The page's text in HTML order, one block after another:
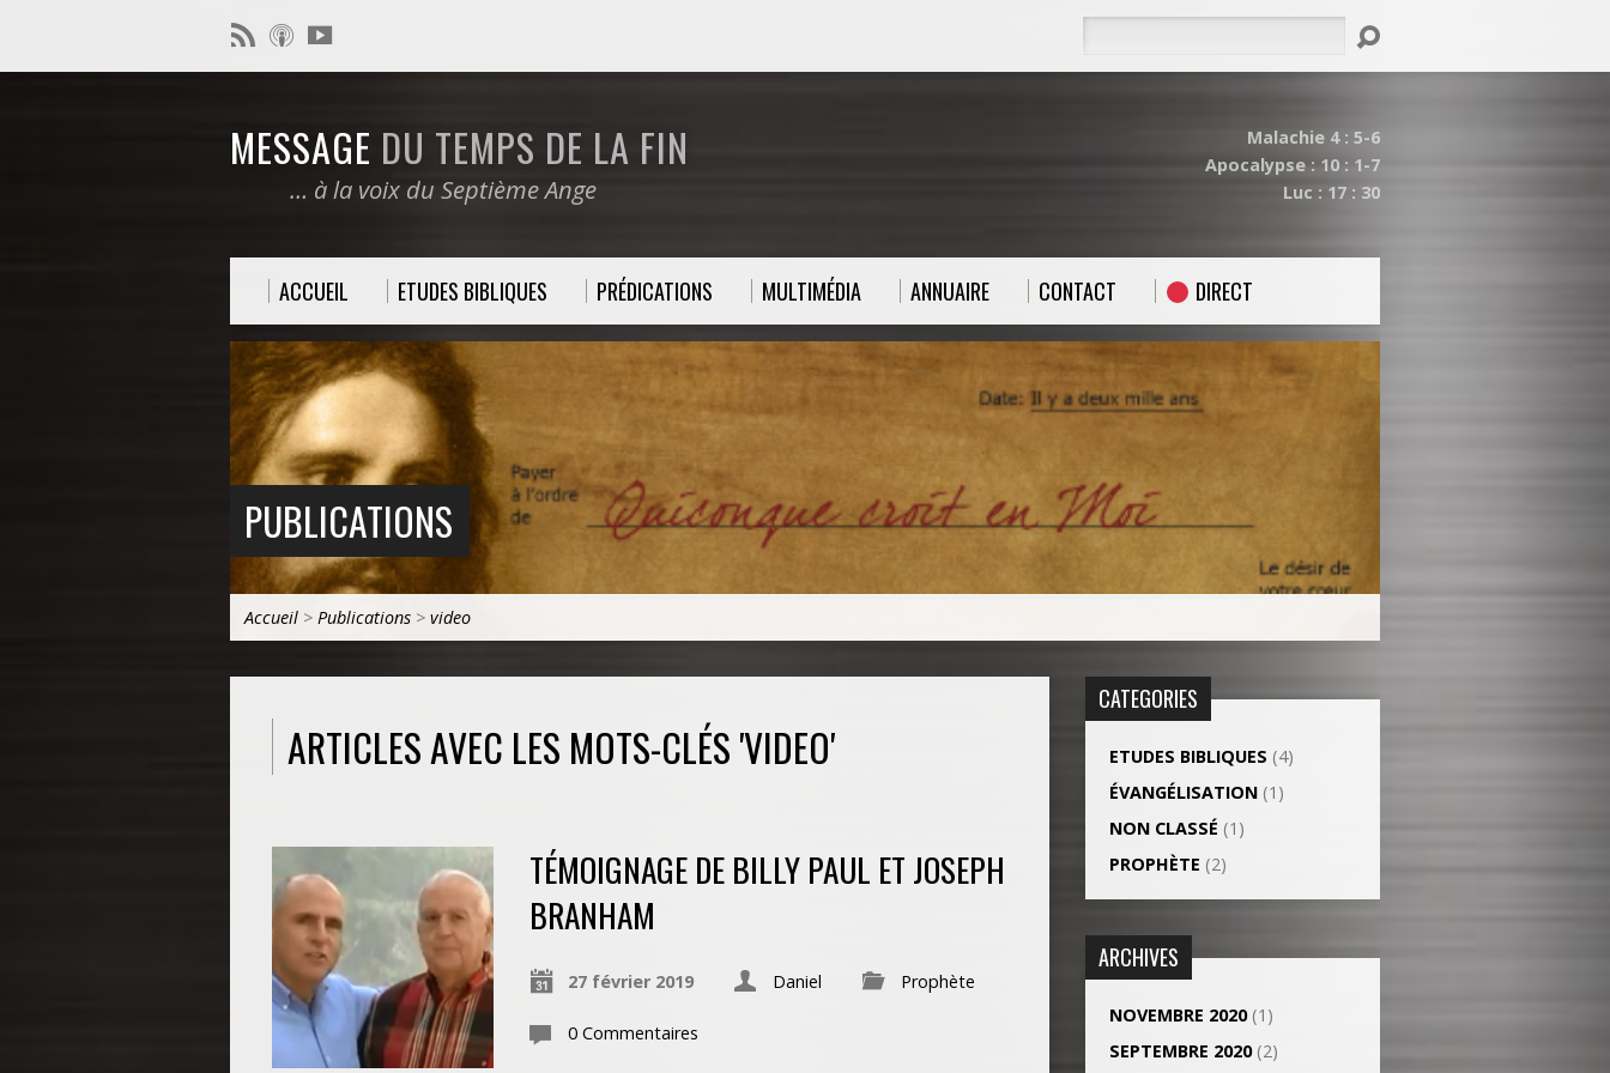
MESSAGE DU TEMPS DE LA FIN
… à la voix du Septième Ange
Malachie 4 : 5-6
Apocalypse : 10 : 1-7
Luc : 17 : 30
ACCUEIL ETUDES BIBLIQUES PRÉDICATIONS MULTIMÉDIA ANNUAIRE CONTACT DIRECT
PUBLICATIONS
Accueil > Publications > video
ARTICLES AVEC LES MOTS-CLÉS 'VIDEO'
TÉMOIGNAGE DE BILLY PAUL ET JOSEPH
BRANHAM
27 février 2019 Daniel Prophète
0 Commentaires
CATEGORIES
ETUDES BIBLIQUES (4)
ÉVANGÉLISATION (1)
NON CLASSÉ (1)
PROPHÈTE (2)
ARCHIVES
NOVEMBRE 2020(1)
SEPTEMBRE 2020(2)